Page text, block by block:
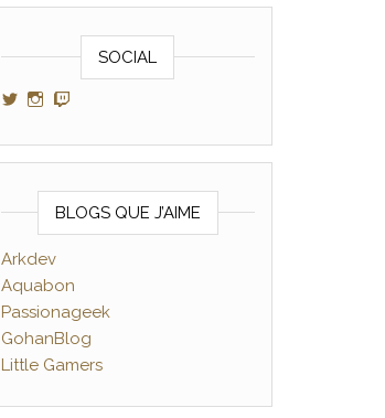
SOCIAL
Voir le profil de GamerAltris sur Twitter
Voir le profil de GamerAltris sur Instagram
Voir le profil de Gameraltris sur Twitch
BLOGS QUE J’AIME
Arkdev
Aquabon
Passionageek
GohanBlog
Little Gamers